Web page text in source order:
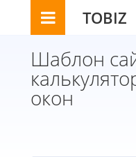
TOBIZ
Шаблон
окон